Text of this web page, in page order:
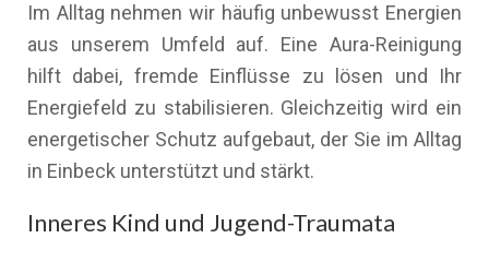
Im Alltag nehmen wir häufig unbewusst Energien
aus unserem Umfeld auf. Eine Aura-Reinigung
hilft dabei, fremde Einflüsse zu lösen und Ihr
Energiefeld zu stabilisieren. Gleichzeitig wird ein
energetischer Schutz aufgebaut, der Sie im Alltag
in Einbeck unterstützt und stärkt.
Inneres Kind und Jugend-Traumata